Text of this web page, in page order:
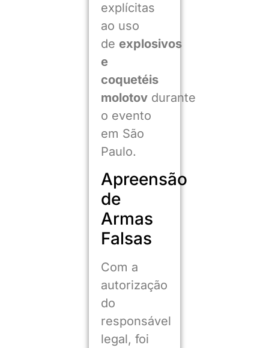
explícitas
ao uso
de explosivos
e
coquetéis
molotovdurante
o evento
em São
Paulo.
Apreensão
de
Armas
Falsas
Com a
autorização
do
responsável
legal, foi